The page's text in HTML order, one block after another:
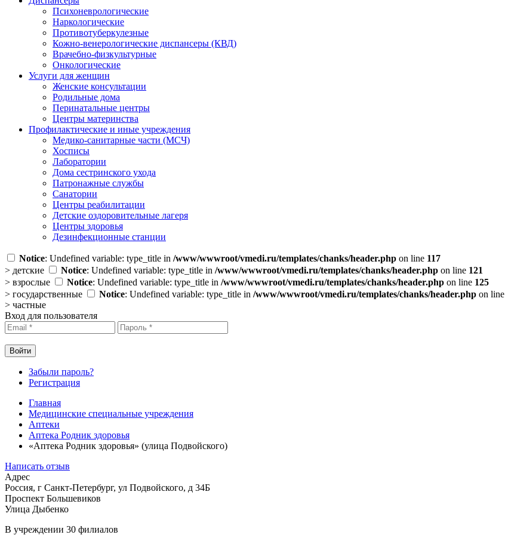
Психоневрологические
Наркологические
Противотуберкулезные
Кожно-венерологические диспансеры (КВД)
Врачебно-физкультурные
Онкологические
Услуги для женщин
Женские консультации
Родильные дома
Перинатальные центры
Центры материнства
Профилактические и иные учреждения
Медико-санитарные части (МСЧ)
Хосписы
Лаборатории
Дома сестринского ухода
Патронажные службы
Санатории
Центры реабилитации
Детские оздоровительные лагеря
Центры здоровья
Дезинфекционные станции
Notice: Undefined variable: type_title in /www/wwwroot/vmedi.ru/templates/chanks/header.php on line 117
> детские Notice: Undefined variable: type_title in /www/wwwroot/vmedi.ru/templates/chanks/header.php on line 121
> взрослые Notice: Undefined variable: type_title in /www/wwwroot/vmedi.ru/templates/chanks/header.php on line 125
> государственные Notice: Undefined variable: type_title in /www/wwwroot/vmedi.ru/templates/chanks/header.php on line
> частные
Вход для пользователя
Забыли пароль?
Регистрация
Главная
Медицинские специальные учреждения
Аптеки
Аптека Родник здоровья
«Аптека Родник здоровья» (улица Подвойского)
Написать отзыв
Адрес
Россия, г Санкт-Петербург, ул Подвойского, д 34Б
Проспект Большевиков
Улица Дыбенко
В учреждении 30 филиалов